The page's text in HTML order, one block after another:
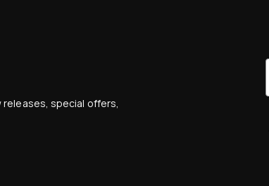
special offers,